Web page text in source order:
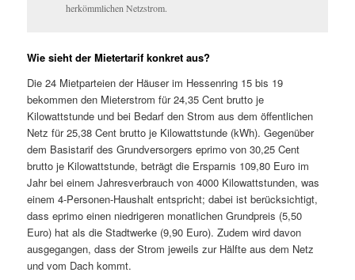
herkömmlichen Netzstrom.
Wie sieht der Mietertarif konkret aus?
Die 24 Mietparteien der Häuser im Hessenring 15 bis 19
bekommen den Mieterstrom für 24,35 Cent brutto je
Kilowattstunde und bei Bedarf den Strom aus dem öffentlichen
Netz für 25,38 Cent brutto je Kilowattstunde (kWh). Gegenüber
dem Basistarif des Grundversorgers eprimo von 30,25 Cent
brutto je Kilowattstunde, beträgt die Ersparnis 109,80 Euro im
Jahr bei einem Jahresverbrauch von 4000 Kilowattstunden, was
einem 4-Personen-Haushalt entspricht; dabei ist berücksichtigt,
dass eprimo einen niedrigeren monatlichen Grundpreis (5,50
Euro) hat als die Stadtwerke (9,90 Euro). Zudem wird davon
ausgegangen, dass der Strom jeweils zur Hälfte aus dem Netz
und vom Dach kommt.